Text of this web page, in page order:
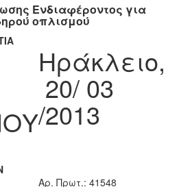
Ενδιαφέροντος για
οπλισμού
Ηράκλειο,
20/ 03
/2013
Aρ. Πρωτ.: 41548